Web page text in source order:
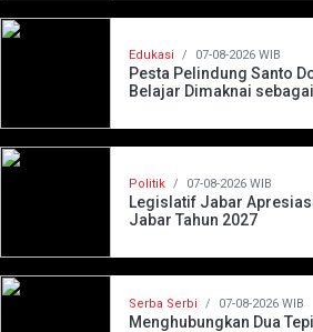
Edukasi / 07-08-2026 WIB
Pesta Pelindung Santo
Belajar Dimaknai
Politik / 07-08-2026 WIB
Legislatif Jabar
Jabar Tahun 2027
Serba Serbi / 07-08-2026 WIB
Menghubungkan Dua